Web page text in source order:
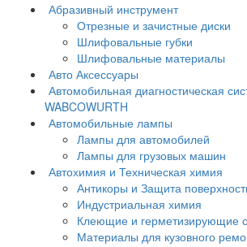
Абразивный инструмент
Отрезные и зачистные диски
Шлифовальные губки
Шлифовальные материалы
Авто Аксессуары
Автомобильная диагностическая
WABCOWURTH
Автомобильные лампы
Лампы для автомобилей
Лампы для грузовых машин
Автохимия и Техническая химия
Антикоры и Защита
Индустриальная химия
Клеющие и герметизирующие
Материалы для кузовного